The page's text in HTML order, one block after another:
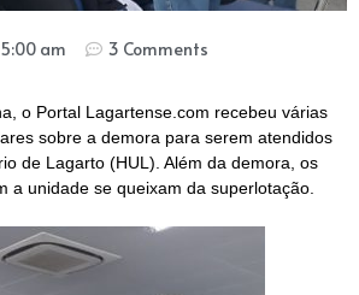
5:00 am 3 Comments
o Portal Lagartense.com recebeu várias
sobre a demora para serem atendidos
de Lagarto (HUL). Além da demora, os
a unidade se queixam da superlotação.